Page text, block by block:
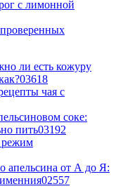
с лимонной
ли есть кожуру
03618
чая с
соке:
пить03192
режим
апельсина от А до Я:
02557